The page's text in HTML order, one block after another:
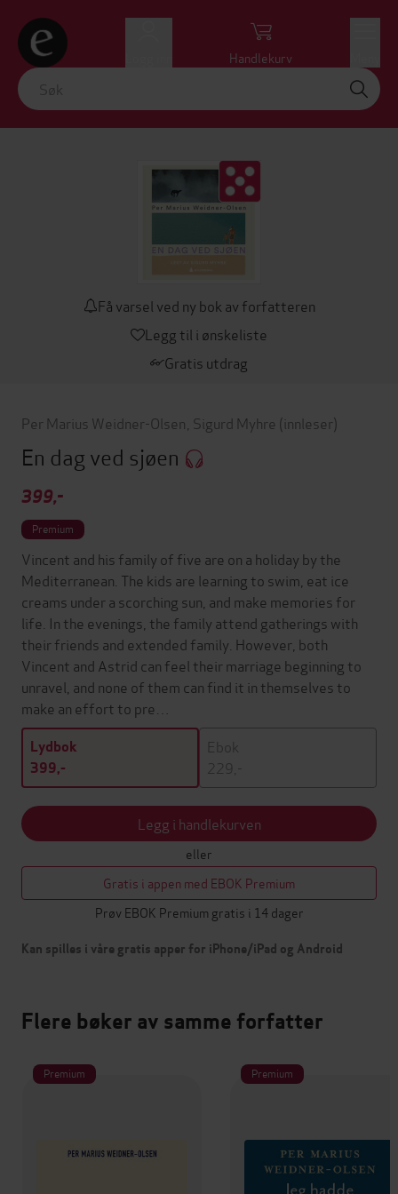
Handlekurv
Få varsel ved ny bok av forfatteren
Legg til i ønskeliste
Gratis utdrag
Per Marius Weidner-Olsen Sigurd Myhre (innleser)
En dag ved sjøen
399,-
Premium
Vincent and his family of five are on a holiday by the
Mediterranean. The kids are learning to swim, eat ice
creams under a scorching sun, and make memories for
life. In the evenings, the family attend gatherings with
their friends and extended family. However, both
Vincent and Astrid can feel their marriage beginning to
unravel, and none of them can find it in themselves to
make an effort to pre…
Lydbok
399,-
Ebok
229,-
Legg i handlekurven
eller
Gratis i appen med EBOK Premium
Prøv EBOK Premium gratis i 14 dager
Kan spilles i våre gratis apper for iPhone/iPad og Android
Flere bøker av samme forfatter
Premium Premium